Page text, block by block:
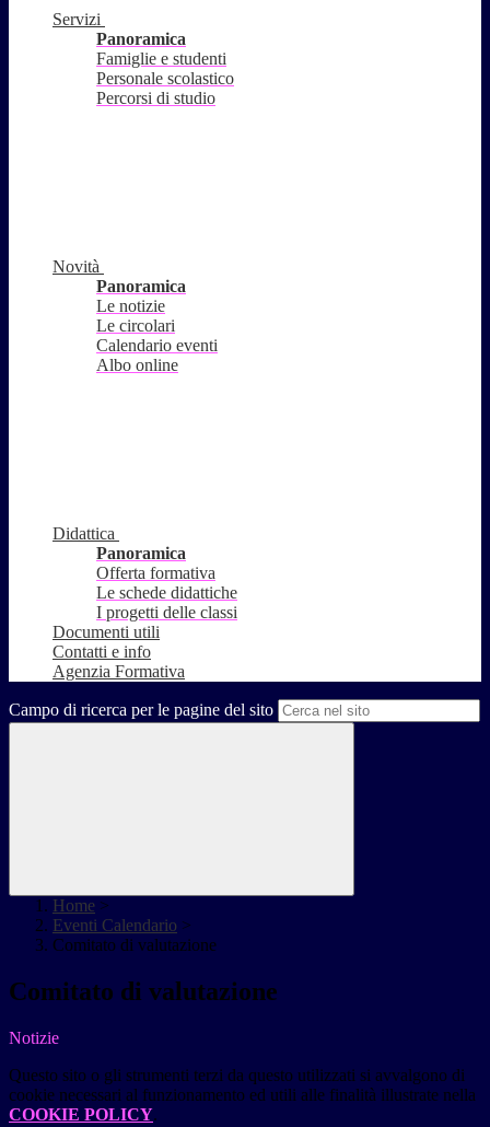
Servizi
Panoramica
Famiglie e studenti
Personale scolastico
Percorsi di studio
Novità
Panoramica
Le notizie
Le circolari
Calendario eventi
Albo online
Didattica
Panoramica
Offerta formativa
Le schede didattiche
I progetti delle classi
Documenti utili
Contatti e info
Agenzia Formativa
Campo di ricerca per le pagine del sito
Home >
Eventi Calendario >
Comitato di valutazione
Comitato di valutazione
Notizie
Questo sito o gli strumenti terzi da questo utilizzati si avvalgono di
cookie necessari al funzionamento ed utili alle finalità illustrate nella
COOKIE POLICY.